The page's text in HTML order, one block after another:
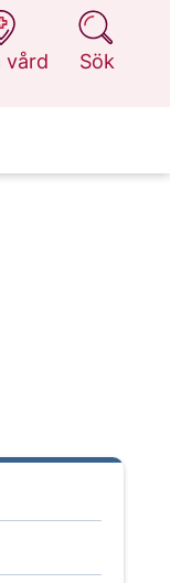
vård
Sök
på 1177.se